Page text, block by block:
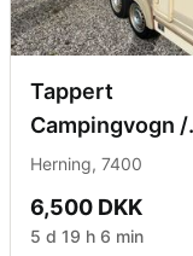
Tappert
Campingvogn /
Tappert Caravan
Herning, 7400
6,500 DKK
5 d 19 h 6 min